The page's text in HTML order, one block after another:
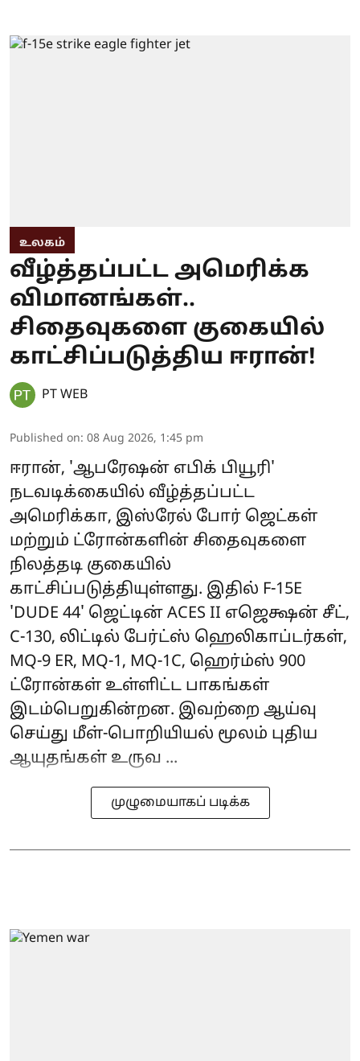
உலகம்
வீழ்த்தப்பட்ட அமெரிக்க
விமானங்கள்..
சிதைவுகளை குகையில்
காட்சிப்படுத்திய ஈரான்!
PT WEB
Published on: 08 Aug 2026, 1:45 pm
ஈரான், 'ஆபரேஷன் எபிக் பியூரி'
நடவடிக்கையில் வீழ்த்தப்பட்ட
அமெரிக்கா, இஸ்ரேல் போர் ஜெட்கள்
மற்றும் ட்ரோன்களின் சிதைவுகளை
நிலத்தடி குகையில்
காட்சிப்படுத்தியுள்ளது. இதில் F-15E
'DUDE 44' ஜெட்டின் ACES II எஜெக்ஷன் சீட்,
C-130, லிட்டில் பேர்ட்ஸ் ஹெலிகாப்டர்கள்,
MQ-9 ER, MQ-1, MQ-1C, ஹெர்ம்ஸ் 900
ட்ரோன்கள் உள்ளிட்ட பாகங்கள்
இடம்பெறுகின்றன. இவற்றை ஆய்வு
செய்து மீள்-பொறியியல் மூலம் புதிய
ஆயுதங்கள் உருவ ...
முழுமையாகப் படிக்க